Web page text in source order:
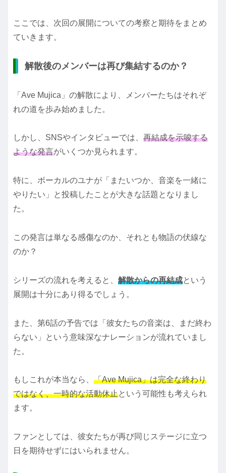
ここでは、次回の展開についての考察と期待をまとめ
ていきます。
解散後のメンバーは再び集結するのか？
「Ave Mujica」の解散により、メンバーたちはそれぞ
れの道を歩み始めました。
しかし、SNSやインタビューでは、 再結成を示唆する
ような発言がいくつか見られます。
特に、ボーカルのユナが「またいつか、音楽を一緒に
やりたい」と投稿したことが大きな話題となりまし
た。
この発言は単なる感傷なのか、それとも物語の伏線な
のか？
シリーズの流れを考えると、 解散からの再結成という
展開は十分にあり得るでしょう。
また、第6話の予告では「彼女たちの音楽は、まだ終わ
らない」という意味深なナレーションが流れていまし
た。
もしこれが本当なら、 「Ave Mujica」は完全な終わり
ではなく、一時的な活動休止という可能性も考えられ
ます。
ファンとしては、彼女たちが再び同じステージに立つ
日を期待せずにはいられません。